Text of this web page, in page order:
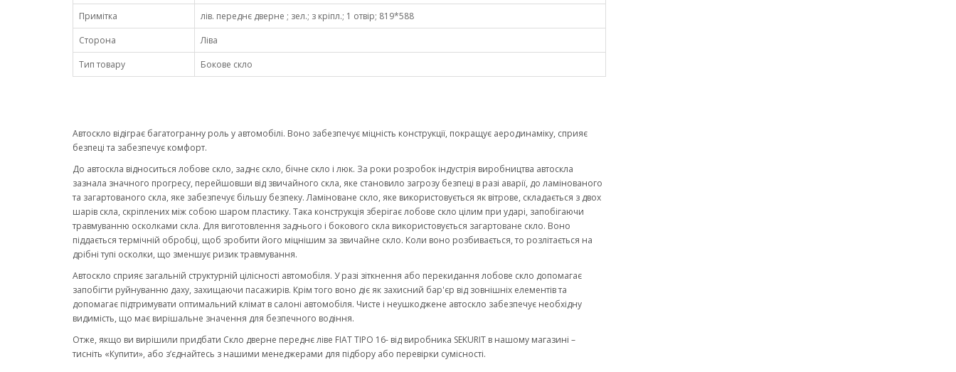
Примітка
лів. переднє дверне ; зел.; з кріпл.; 1 отвір; 819*588
Сторона
Ліва
Тип товару
Бокове скло
Автоскло відіграє багатогранну роль у автомобілі. Воно забезпечує міцність конструкції, покращує аеродинаміку, сприяє
безпеці та забезпечує комфорт.
До автоскла відноситься лобове скло, заднє скло, бічне скло і люк. За роки розробок індустрія виробництва автоскла
зазнала значного прогресу, перейшовши від звичайного скла, яке становило загрозу безпеці в разі аварії, до ламінованого
та загартованого скла, яке забезпечує більшу безпеку. Ламіноване скло, яке використовується як вітрове, складається з двох
шарів скла, скріплених між собою шаром пластику. Така конструкція зберігає лобове скло цілим при ударі, запобігаючи
травмуванню осколками скла. Для виготовлення заднього і бокового скла використовується загартоване скло. Воно
піддається термічній обробці, щоб зробити його міцнішим за звичайне скло. Коли воно розбивається, то розлітається на
дрібні тупі осколки, що зменшує ризик травмування.
Автоскло сприяє загальній структурній цілісності автомобіля. У разі зіткнення або перекидання лобове скло допомагає
запобігти руйнуванню даху, захищаючи пасажирів. Крім того воно діє як захисний бар'єр від зовнішніх елементів та
допомагає підтримувати оптимальний клімат в салоні автомобіля. Чисте і неушкоджене автоскло забезпечує необхідну
видимість, що має вирішальне значення для безпечного водіння.
Отже, якщо ви вирішили придбати Скло дверне переднє ліве FIAT TIPO 16- від виробника SEKURIT в нашому магазині –
тисніть «Купити», або з’єднайтесь з нашими менеджерами для підбору або перевірки сумісності.